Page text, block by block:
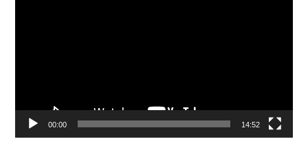
00:00 14:52